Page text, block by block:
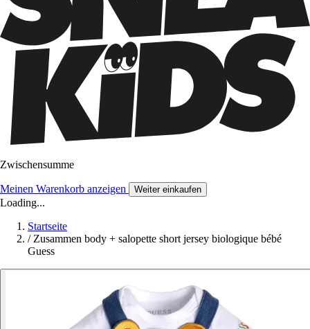
Zwischensumme
Meinen Warenkorb anzeigen Weiter einkaufen
Loading...
Startseite
/ Zusammen body + salopette short jersey biologique bébé
Guess